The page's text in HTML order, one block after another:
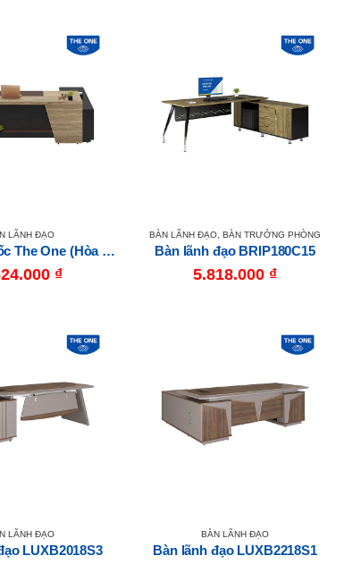
LÃNH ĐẠO
Bàn Giám Đốc The One (Hòa Phát) LUXB2620V7
₫
BÀN LÃNH ĐẠO BÀN TRƯỞNG PHÒNG
Bàn lãnh đạo BRIP180C15
5.818.000 ₫
LÃNH ĐẠO
LUXB2018S3
BÀN LÃNH ĐẠO
Bàn lãnh đạo LUXB2218S1